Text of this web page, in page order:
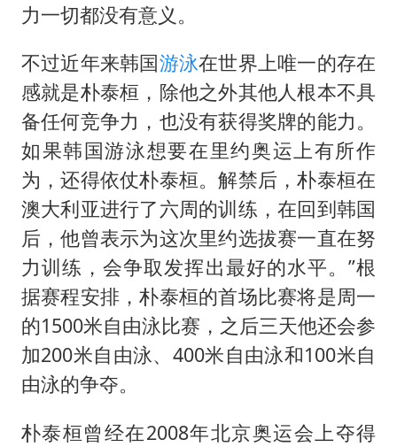
力一切都没有意义。
不过近年来韩国游泳在世界上唯一的存在
感就是朴泰桓，除他之外其他人根本不具
备任何竞争力，也没有获得奖牌的能力。
如果韩国游泳想要在里约奥运上有所作
为，还得依仗朴泰桓。解禁后，朴泰桓在
澳大利亚进行了六周的训练，在回到韩国
后，他曾表示为这次里约选拔赛一直在努
力训练，会争取发挥出最好的水平。”根
据赛程安排，朴泰桓的首场比赛将是周一
的1500米自由泳比赛，之后三天他还会参
加200米自由泳、400米自由泳和100米自
由泳的争夺。
朴泰桓曾经在2008年北京奥运会上夺得